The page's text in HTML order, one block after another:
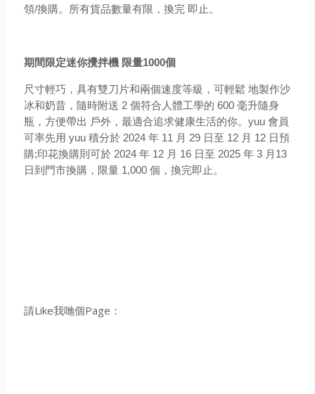
領/換購。所有貨品數量有限，換完 即止。
期間限定迷你攪拌機 限量1000個
尺寸輕巧，具有雙刀片和兩個速度等級，可輕鬆 地製作沙
冰和奶昔，隨時附送 2 個符合人體工學的 600 毫升隨身
瓶，方便帶出 戶外，最適合追求健康生活的你。yuu 會員
可率先用 yuu 積分於 2024 年 11 月 29 日至 12 月 12 日預
購;印花換購則可於 2024 年 12 月 16 日至 2025 年 3 月 13
日到門市換購， 限量 1,000 個， 換完即止。
請Like我哋個Page：